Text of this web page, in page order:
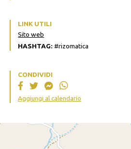
LINK UTILI
Sito web
HASHTAG: #rizomatica
CONDIVIDI
Aggiungi al calendario